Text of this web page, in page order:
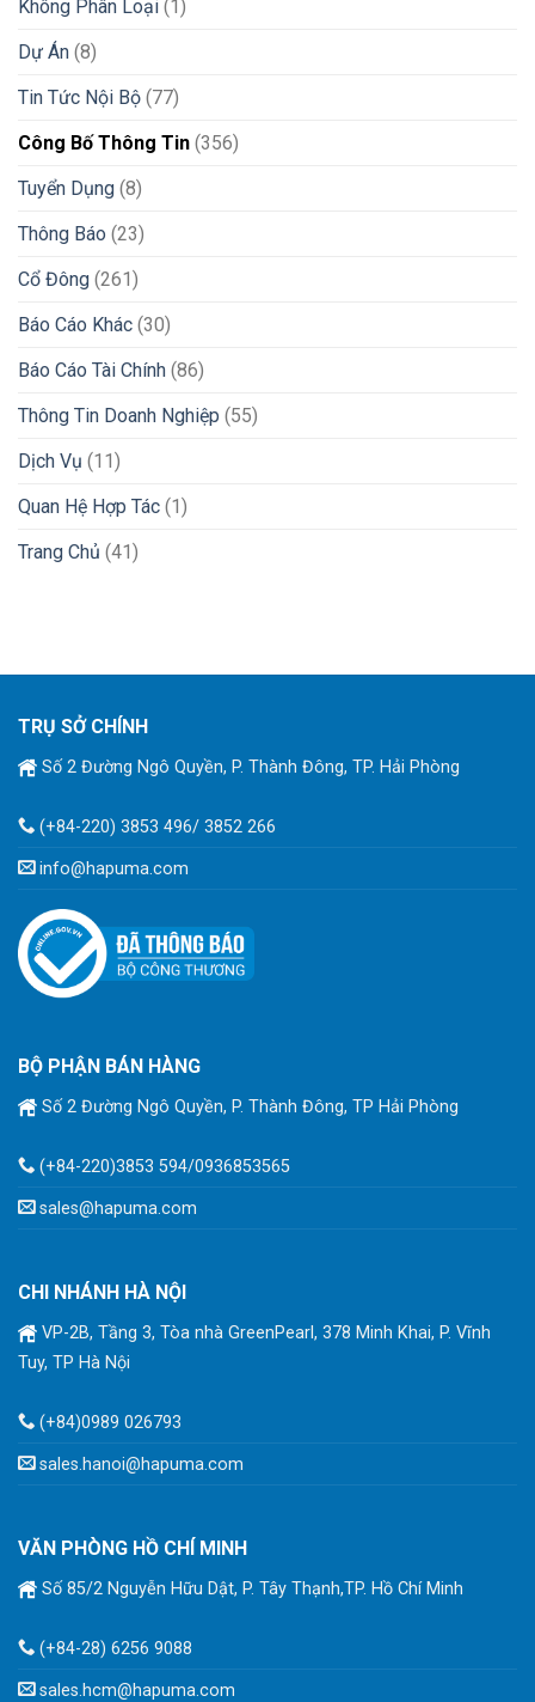
Không Phân Loại (1)
Dự Án (8)
Tin Tức Nội Bộ (77)
Công Bố Thông Tin (356)
Tuyển Dụng (8)
Thông Báo (23)
Cổ Đông (261)
Báo Cáo Khác (30)
Báo Cáo Tài Chính (86)
Thông Tin Doanh Nghiệp (55)
Dịch Vụ (11)
Quan Hệ Hợp Tác (1)
Trang Chủ (41)
TRỤ SỞ CHÍNH
Số 2 Đường Ngô Quyền, P. Thành Đông, TP. Hải Phòng
(+84-220) 3853 496/ 3852 266
info@hapuma.com
BỘ PHẬN BÁN HÀNG
Số 2 Đường Ngô Quyền, P. Thành Đông, TP Hải Phòng
(+84-220)3853 594/0936853565
sales@hapuma.com
CHI NHÁNH HÀ NỘI
VP-2B, Tầng 3, Tòa nhà GreenPearl, 378 Minh Khai, P. Vĩnh
Tuy, TP Hà Nội
(+84)0989 026793
sales.hanoi@hapuma.com
VĂN PHÒNG HỒ CHÍ MINH
Số 85/2 Nguyễn Hữu Dật, P. Tây Thạnh,TP. Hồ Chí Minh
(+84-28) 6256 9088
sales.hcm@hapuma.com